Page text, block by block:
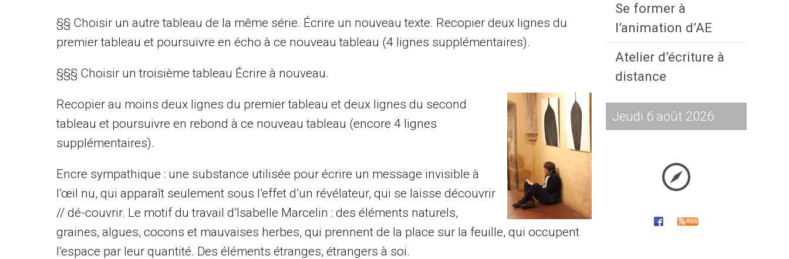
§§ Choisir un autre tableau de la même série. Écrire un nouveau texte. Recopier deux lignes du
premier tableau et poursuivre en écho à ce nouveau tableau (4 lignes supplémentaires).
§§§ Choisir un troisième tableau Écrire à nouveau.
Recopier au moins deux lignes du premier tableau et deux lignes du second
tableau et poursuivre en rebond à ce nouveau tableau (encore 4 lignes
supplémentaires).
Encre sympathique : une substance utilisée pour écrire un message invisible à
l’œil nu, qui apparaît seulement sous l’effet d’un révélateur, qui se laisse découvrir
// dé-couvrir. Le motif du travail d’Isabelle Marcelin : des éléments naturels,
graines, algues, cocons et mauvaises herbes, qui prennent de la place sur la feuille, qui occupent
l’espace par leur quantité. Des éléments étranges, étrangers à soi.
Se former à
l’animation d’AE
Atelier d’écriture à
distance
Jeudi 6 août 2026